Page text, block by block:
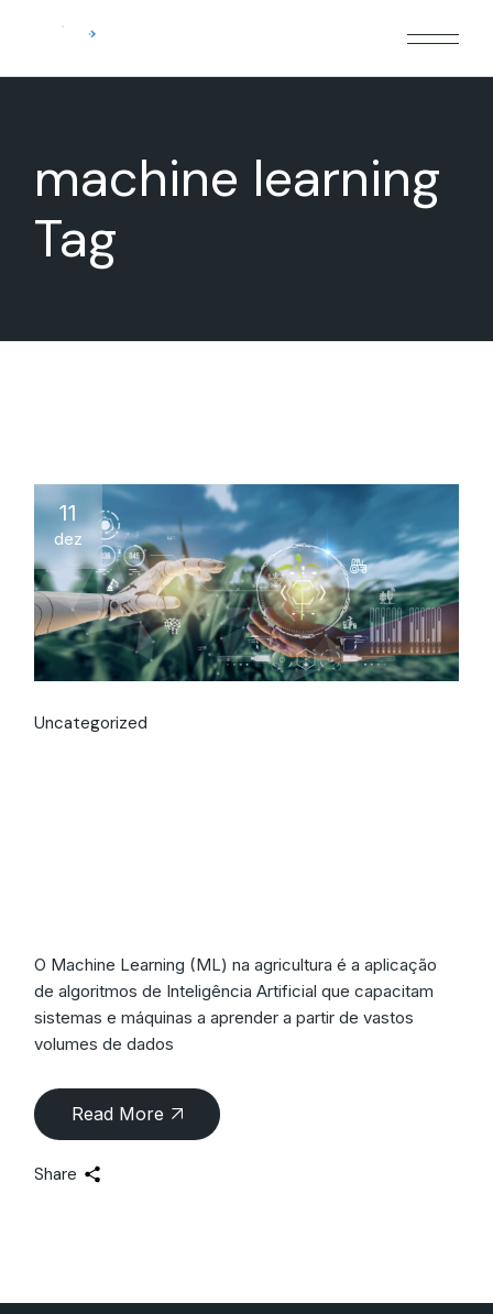
machine learning
Tag
11
dez
Uncategorized
O Machine Learning (ML) na agricultura é a aplicação
de algoritmos de Inteligência Artificial que capacitam
sistemas e máquinas a aprender a partir de vastos
volumes de dados
Read More
Share